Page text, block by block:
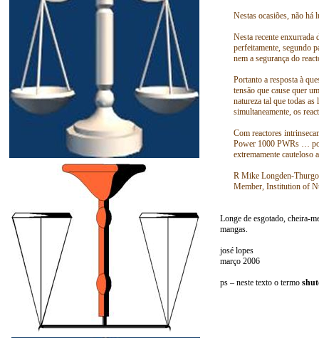
Nestas ocasiões, não há
Nesta recente enxurrada
perfeitamente, segundo
nem a segurança do
Portanto a resposta à
tensão que cause quer
natureza tal que todas
simultaneamente, os
Com reactores
Power 1000 PWRs …
extremamente cauteloso
R Mike Longden-
Member, Institution of
Longe de esgotado, cheira-
mangas.
josé lopes
março 2006
ps – neste texto o termo